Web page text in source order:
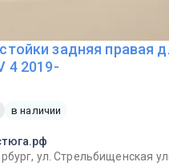
задняя правая
4 2019-
в наличии
ул. Стрельбищенская